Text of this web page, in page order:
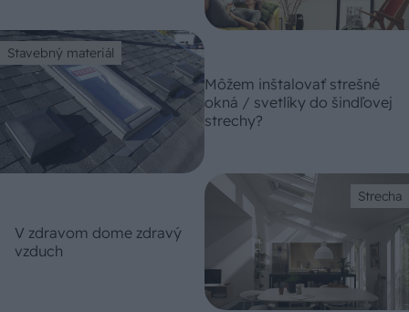
Stavebný materiál
Môžem inštalovať strešné
okná / svetlíky do šindľovej
strechy?
Strecha
V zdravom dome zdravý
vzduch